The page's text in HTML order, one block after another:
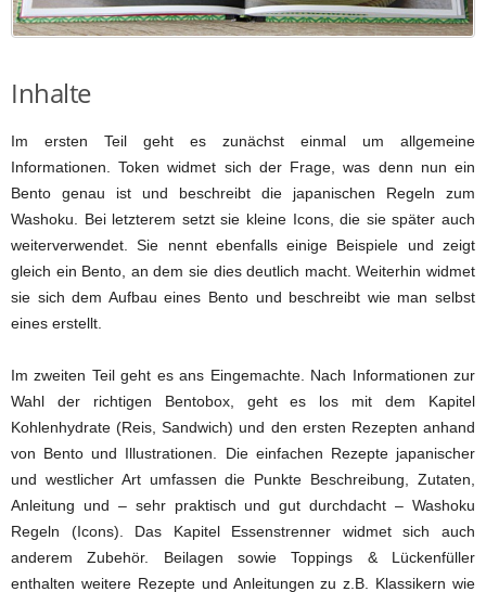
Inhalte
Im ersten Teil geht es zunächst einmal um allgemeine
Informationen. Token widmet sich der Frage, was denn nun ein
Bento genau ist und beschreibt die japanischen Regeln zum
Washoku. Bei letzterem setzt sie kleine Icons, die sie später auch
weiterverwendet. Sie nennt ebenfalls einige Beispiele und zeigt
gleich ein Bento, an dem sie dies deutlich macht. Weiterhin widmet
sie sich dem Aufbau eines Bento und beschreibt wie man selbst
eines erstellt.
Im zweiten Teil geht es ans Eingemachte. Nach Informationen zur
Wahl der richtigen Bentobox, geht es los mit dem Kapitel
Kohlenhydrate (Reis, Sandwich) und den ersten Rezepten anhand
von Bento und Illustrationen. Die einfachen Rezepte japanischer
und westlicher Art umfassen die Punkte Beschreibung, Zutaten,
Anleitung und – sehr praktisch und gut durchdacht – Washoku
Regeln (Icons). Das Kapitel Essenstrenner widmet sich auch
anderem Zubehör. Beilagen sowie Toppings & Lückenfüller
enthalten weitere Rezepte und Anleitungen zu z.B. Klassikern wie